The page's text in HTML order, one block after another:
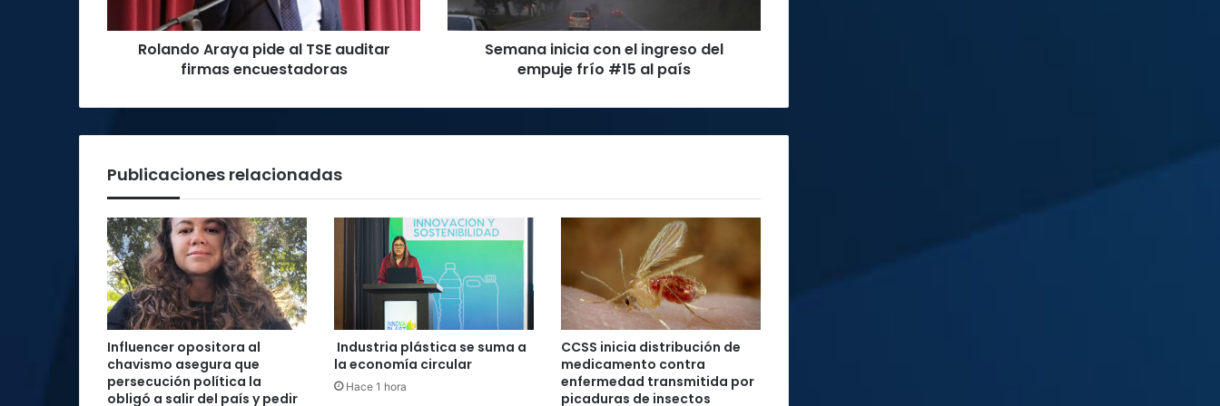
encuestadoras
Rolando Araya pide al TSE auditar
firmas encuestadoras
frío
#15
Semana inicia con el ingreso del
empuje frío #15 al país
Publicaciones relacionadas
Influencer opositora al
chavismo asegura que
persecución política la
obligó a salir del país y pedir
Industria plástica se suma a
la economía circular
Hace 1 hora
CCSS inicia distribución de
medicamento contra
enfermedad transmitida por
picaduras de insectos